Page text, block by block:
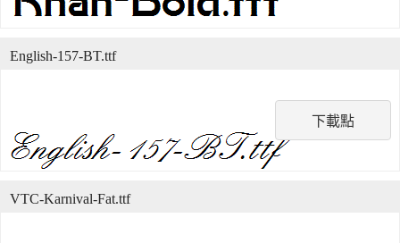
下載點
English-157-BT.ttf
VTC-Karnival-Fat.ttf